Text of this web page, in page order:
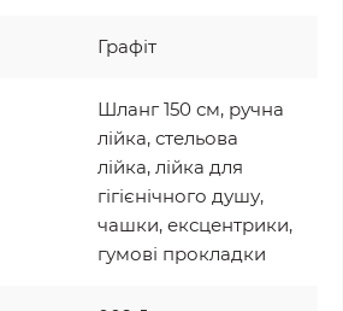
Графіт
Шланг 150 см, ручна
лійка, стельова
лійка, лійка для
гігієнічного душу,
чашки, ексцентрики,
гумові прокладки